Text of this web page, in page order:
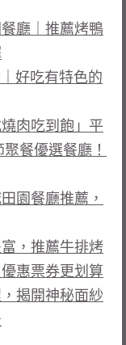
廳｜推薦烤鴨
好吃有特色的
肉吃到飽」平
餐優選餐廳！
園餐廳推薦，
，推薦牛排烤
惠票券更划算
揭開神秘面紗